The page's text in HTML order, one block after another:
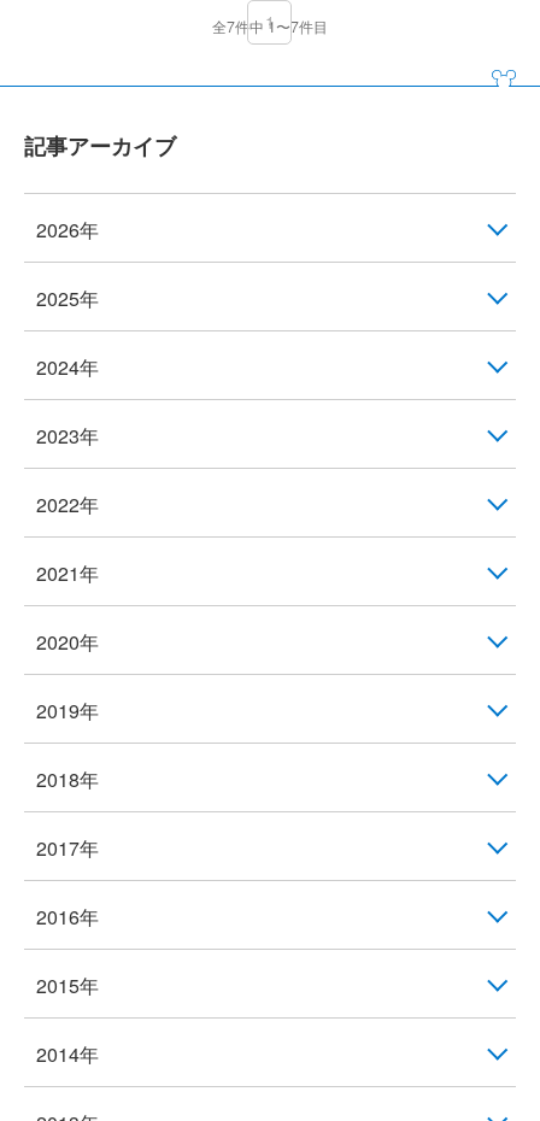
1
全7件中 1〜7件目
記事アーカイブ
2026年
2025年
2024年
2023年
2022年
2021年
2020年
2019年
2018年
2017年
2016年
2015年
2014年